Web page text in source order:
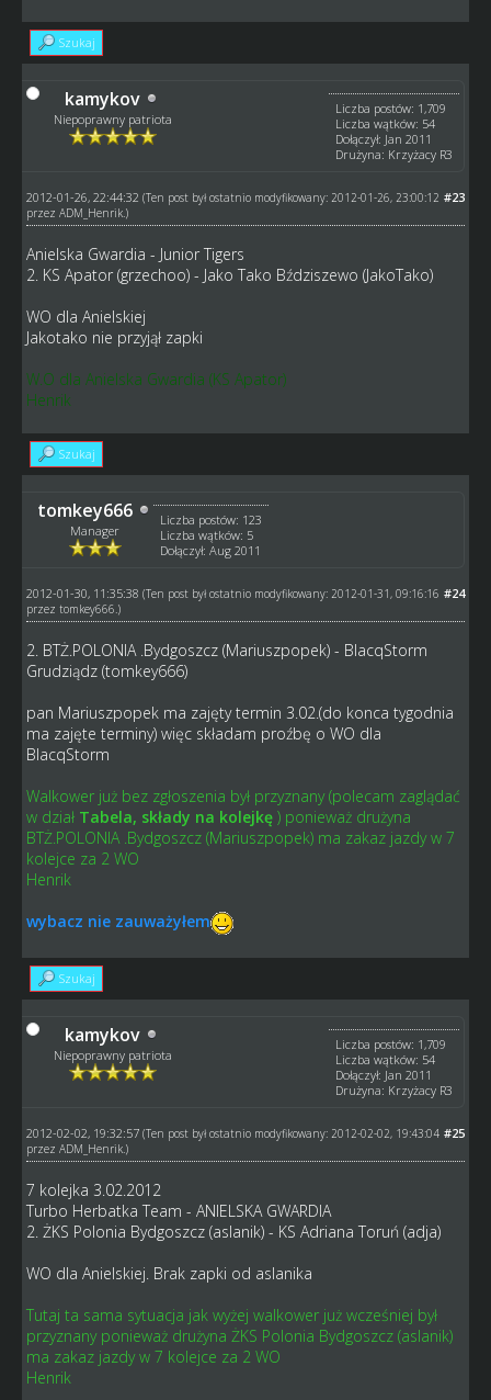
Szukaj
kamykov
Niepoprawny patriota
Liczba postów: 1,709
Liczba wątków: 54
Dołączył: Jan 2011
Drużyna: Krzyżacy R3
#23
2012-01-26, 22:44:32 (Ten post był ostatnio modyfikowany: 2012-01-26, 23:00:12
przez ADM_Henrik.)
Anielska Gwardia - Junior Tigers
2. KS Apator (grzechoo) - Jako Tako Bździszewo (JakoTako)
WO dla Anielskiej
Jakotako nie przyjął zapki
W.O dla Anielska Gwardia (KS Apator)
Henrik
Szukaj
tomkey666
Manager
Liczba postów: 123
Liczba wątków: 5
Dołączył: Aug 2011
#24
2012-01-30, 11:35:38 (Ten post był ostatnio modyfikowany: 2012-01-31, 09:16:16
przez tomkey666 .)
2. BTŻ.POLONIA .Bydgoszcz (Mariuszpopek) - BlacqStorm
Grudziądz (tomkey666)
pan Mariuszpopek ma zajęty termin 3.02.(do konca tygodnia
ma zajęte terminy) więc składam proźbę o WO dla
BlacqStorm
Walkower już bez zgłoszenia był przyznany (polecam zaglądać
w dział Tabela, składy na kolejkę) ponieważ drużyna
BTŻ.POLONIA .Bydgoszcz (Mariuszpopek) ma zakaz jazdy w 7
kolejce za 2 WO
Henrik
wybacz nie zauważyłem
Szukaj
kamykov
Niepoprawny patriota
Liczba postów: 1,709
Liczba wątków: 54
Dołączył: Jan 2011
Drużyna: Krzyżacy R3
#25
2012-02-02, 19:32:57 (Ten post był ostatnio modyfikowany: 2012-02-02, 19:43:04
przez ADM_Henrik.)
7 kolejka 3.02.2012
Turbo Herbatka Team - ANIELSKA GWARDIA
2. ŻKS Polonia Bydgoszcz (aslanik) - KS Adriana Toruń (adja)
WO dla Anielskiej. Brak zapki od aslanika
Tutaj ta sama sytuacja jak wyżej walkower już wcześniej był
przyznany ponieważ drużyna ŻKS Polonia Bydgoszcz (aslanik)
ma zakaz jazdy w 7 kolejce za 2 WO
Henrik